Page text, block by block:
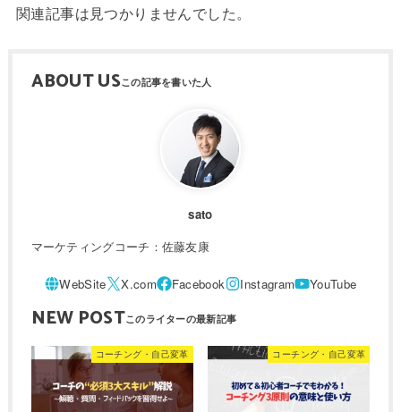
関連記事は見つかりませんでした。
ABOUT US
sato
マーケティングコーチ：佐藤友康
NEW POST
コーチング・自己変革 コーチング・自己変革